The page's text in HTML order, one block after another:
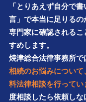
「とりあえず自分で
言」で本当に足りるの
専門家に確認されるこ
すめします。
焼津総合法律事務所で
相続のお悩みについて
料法律相談を行ってい
度相談したら依頼しな